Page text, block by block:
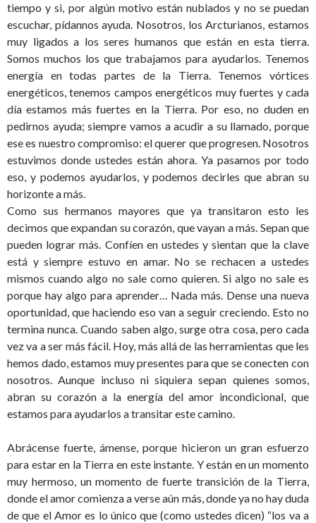
tiempo y si, por algún motivo están nublados y no se puedan
escuchar, pídannos ayuda. Nosotros, los Arcturianos, estamos
muy ligados a los seres humanos que están en esta tierra.
Somos muchos los que trabajamos para ayudarlos. Tenemos
energía en todas partes de la Tierra. Tenemos vórtices
energéticos, tenemos campos energéticos muy fuertes y cada
día estamos más fuertes en la Tierra. Por eso, no duden en
pedirnos ayuda; siempre vamos a acudir a su llamado, porque
ese es nuestro compromiso: el querer que progresen. Nosotros
estuvimos donde ustedes están ahora. Ya pasamos por todo
eso, y podemos ayudarlos, y podemos decirles que abran su
horizonte a más.
Como sus hermanos mayores que ya transitaron esto les
decimos que expandan su corazón, que vayan a más. Sepan que
pueden lograr más. Confíen en ustedes y sientan que la clave
está y siempre estuvo en amar. No se rechacen a ustedes
mismos cuando algo no sale como quieren. Si algo no sale es
porque hay algo para aprender… Nada más. Dense una nueva
oportunidad, que haciendo eso van a seguir creciendo. Esto no
termina nunca. Cuando saben algo, surge otra cosa, pero cada
vez va a ser más fácil. Hoy, más allá de las herramientas que les
hemos dado, estamos muy presentes para que se conecten con
nosotros. Aunque incluso ni siquiera sepan quienes somos,
abran su corazón a la energía del amor incondicional, que
estamos para ayudarlos a transitar este camino.
Abrácense fuerte, ámense, porque hicieron un gran esfuerzo
para estar en la Tierra en este instante. Y están en un momento
muy hermoso, un momento de fuerte transición de la Tierra,
donde el amor comienza a verse aún más, donde ya no hay duda
de que el Amor es lo único que (como ustedes dicen) “los va a